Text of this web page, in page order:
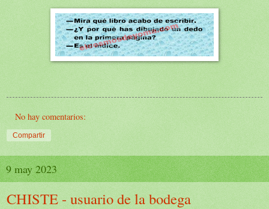
No hay comentarios:
Compartir
9 may 2023
CHISTE - usuario de la bodega